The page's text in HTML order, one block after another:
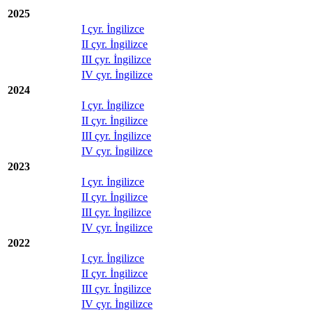
2025
I çyr. İngilizce
II çyr. İngilizce
III çyr. İngilizce
IV çyr. İngilizce
2024
I çyr. İngilizce
II çyr. İngilizce
III çyr. İngilizce
IV çyr. İngilizce
2023
I çyr. İngilizce
II çyr. İngilizce
III çyr. İngilizce
IV çyr. İngilizce
2022
I çyr. İngilizce
II çyr. İngilizce
III çyr. İngilizce
IV çyr. İngilizce